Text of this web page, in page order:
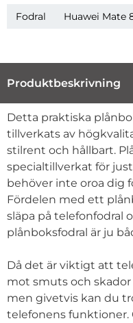
Fodral Huawei Mate
Produktbeskrivning
Detta praktiska
tillverkats av
stilrent och hållbart.
specialtillverkat för
behöver inte oroa dig
Fördelen med ett
släpa på telefonfodral
plånboksfodral är ju
Då det är viktigt att
mot smuts och skador
men givetvis kan du
telefonens funktioner.